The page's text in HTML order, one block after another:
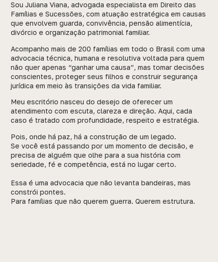
Sou Juliana Viana, advogada especialista em Direito das
Famílias e Sucessões, com atuação estratégica em causas
que envolvem guarda, convivência, pensão alimentícia,
divórcio e organização patrimonial familiar.
Acompanho mais de 200 famílias em todo o Brasil com uma
advocacia técnica, humana e resolutiva voltada para quem
não quer apenas “ganhar uma causa”, mas tomar decisões
conscientes, proteger seus filhos e construir segurança
jurídica em meio às transições da vida familiar.
Meu escritório nasceu do desejo de oferecer um
atendimento com escuta, clareza e direção. Aqui, cada
caso é tratado com profundidade, respeito e estratégia.
Pois, onde há paz, há a construção de um legado.
Se você está passando por um momento de decisão, e
precisa de alguém que olhe para a sua história com
seriedade, fé e competência, está no lugar certo.
Essa é uma advocacia que não levanta bandeiras, mas
constrói pontes.
Para famílias que não querem guerra. Querem estrutura.